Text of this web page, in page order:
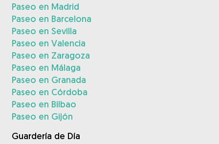
Paseo en Madrid
Paseo en Barcelona
Paseo en Sevilla
Paseo en Valencia
Paseo en Zaragoza
Paseo en Málaga
Paseo en Granada
Paseo en Córdoba
Paseo en Bilbao
Paseo en Gijón
Guardería de Día